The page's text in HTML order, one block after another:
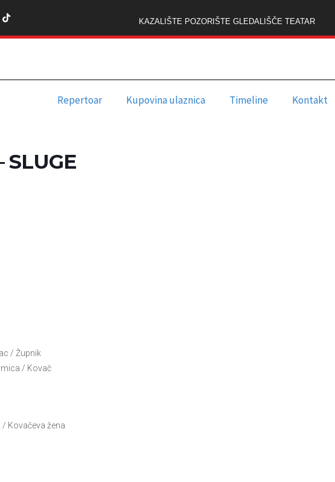
KAZALIŠTE POZORIŠTE GLEDALIŠČE TEATAR
Repertoar Kupovina ulaznica Timeline Kontakt
SLUGE
/ Župnik
/ Kovač
Kovačeva žena